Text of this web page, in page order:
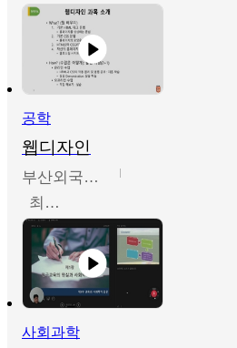
공학
웹디자인
부산외국어대학교
최진오
사회과학